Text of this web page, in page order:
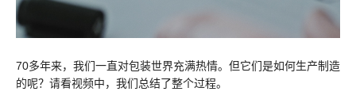
70多年来，我们一直对包装世界充满热情。但它们是如何生产制造
的呢？请看视频中，我们总结了整个过程。